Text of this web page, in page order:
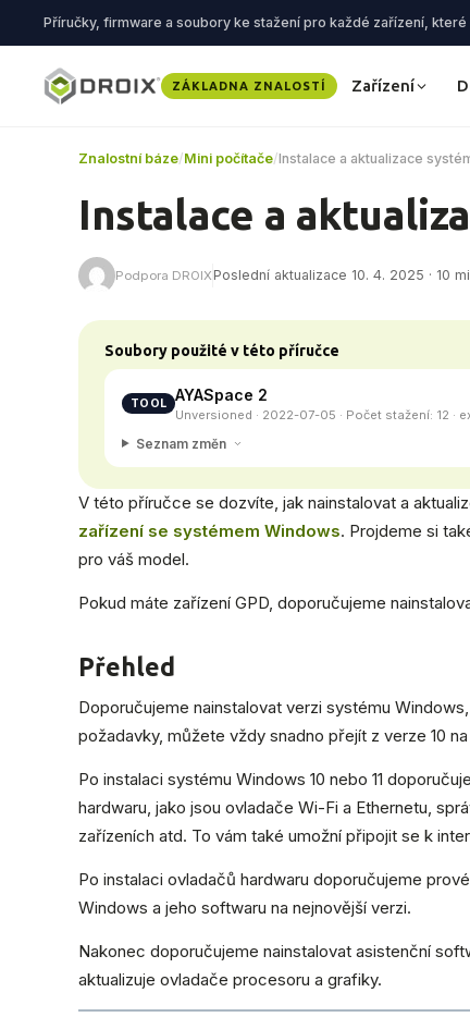
Příručky, firmware a soubory ke stažení pro každé zařízení, které
ZÁKLADNA ZNALOSTÍ Zařízení
Znalostní báze/Mini počítače/Instalace a aktualizace
Instalace a
Podpora DROIX Poslední aktualizace 10. 4. 2025 · 10
Soubory použité v této příručce
TOOL AYASpace 2
Unversioned · 2022-07-05 · Počet stažení: 12 ·
Seznam změn
V této příručce se dozvíte, jak nainstalovat a
zařízení se systémem Windows. Projdeme si
pro váš model.
Pokud máte zařízení GPD, doporučujeme
Přehled
Doporučujeme nainstalovat verzi systému
požadavky, můžete vždy snadno přejít z verze 10 na
Po instalaci systému Windows 10 nebo 11
hardwaru, jako jsou ovladače Wi-Fi a Ethernetu,
zařízeních atd. To vám také umožní připojit se k
Po instalaci ovladačů hardwaru doporučujeme
Windows a jeho softwaru na nejnovější verzi.
Nakonec doporučujeme nainstalovat asistenční
aktualizuje ovladače procesoru a grafiky.